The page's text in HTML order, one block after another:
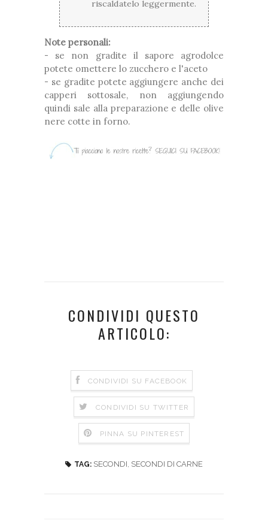
riscaldatelo leggermente.
Note personali:
- se non gradite il sapore agrodolce
potete omettere lo zucchero e l'aceto
- se gradite potete aggiungere anche dei
capperi sottosale, non aggiungendo
quindi sale alla preparazione e delle olive
nere cotte in forno.
CONDIVIDI QUESTO
ARTICOLO:
CONDIVIDI SU FACEBOOK
CONDIVIDI SU TWITTER
PINNA SU PINTEREST
TAG: SECONDI, SECONDI DI CARNE